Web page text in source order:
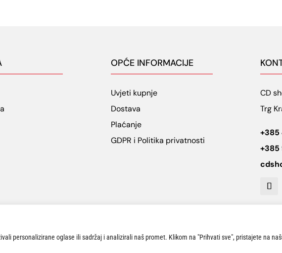
personalizirane oglase ili sadržaj i analizirali naš promet. Klikom na "Prihvati sve", pristajete na
OPĆE INFORMACIJE
Uvjeti kupnje
Dostava
Plaćanje
GDPR i Politika privatnosti
CD
Trg
+385
+385